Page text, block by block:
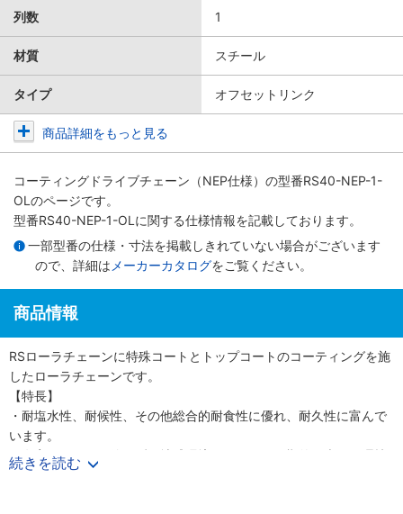
列数 1
材質 スチール
タイプ オフセットリンク
商品詳細をもっと見る
コーティングドライブチェーン（NEP仕様） の型番RS40-NEP-1-
OLのページです。
型番RS40-NEP-1-OLに関する仕様情報を記載しております。
一部型番の仕様・寸法を掲載しきれていない場合がございます
ので、詳細は メーカーカタログをご覧ください。
商品情報
RSローラチェーンに特殊コートとトップコートのコーティングを施
したローラチェーンです。
【特長】
・耐塩水性、耐候性、その他総合的耐食性に優れ、耐久性に富んで
います。
・有害なクロムを使わず、地球環境にやさしい画期的な表面処理技
術を用いたチェーンです。
続きを読む